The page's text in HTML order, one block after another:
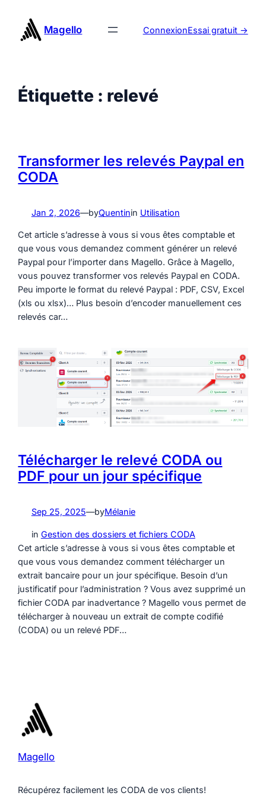
contenu
Magello ConnexionEssai gratuit ->
Étiquette : relevé
Transformer les relevés Paypal en
CODA
Jan 2, 2026—byQuentinin Utilisation
Cet article s’adresse à vous si vous êtes comptable et
que vous vous demandez comment générer un relevé
Paypal pour l’importer dans Magello. Grâce à Magello,
vous pouvez transformer vos relevés Paypal en CODA.
Peu importe le format du relevé Paypal : PDF, CSV, Excel
(xls ou xlsx)… Plus besoin d’encoder manuellement ces
relevés car…
Télécharger le relevé CODA ou
PDF pour un jour spécifique
Sep 25, 2025—byMélanie
in Gestion des dossiers et fichiers CODA
Cet article s’adresse à vous si vous êtes comptable et
que vous vous demandez comment télécharger un
extrait bancaire pour un jour spécifique. Besoin d’un
justificatif pour l’administration ? Vous avez supprimé un
fichier CODA par inadvertance ? Magello vous permet de
télécharger à nouveau un extrait de compte codifié
(CODA) ou un relevé PDF…
Magello
Récupérez facilement les CODA de vos clients!